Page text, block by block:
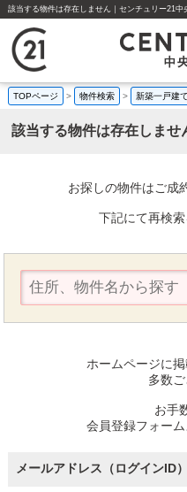
該当する物件は存在しません｜センチュリー21中
TOPページ > 物件検索 > 新築一戸建て
該当する物件は存在しませ
お探しの物件はご成
下記にて再検索
ホームページに
多数ご
お手
会員登録フォーム
メールアドレス（ログインID）